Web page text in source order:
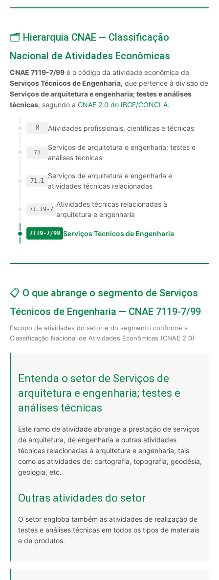
🗂️ Hierarquia CNAE — Classificação
Nacional de Atividades Econômicas
CNAE 7119-7/99 é o código da atividade econômica de
Serviços Técnicos de Engenharia, que pertence à divisão de
Serviços de arquitetura e engenharia; testes e análises
técnicas, segundo a CNAE 2.0 do IBGE/CONCLA.
M Atividades profissionais, científicas e técnicas
71
Serviços de arquitetura e engenharia; testes e
análises técnicas
71.1
Serviços de arquitetura e engenharia e
atividades técnicas relacionadas
71.19-7
Atividades técnicas relacionadas à
arquitetura e engenharia
7119-7/99 Serviços Técnicos de Engenharia
📋 O que abrange o segmento de Serviços
Técnicos de Engenharia — CNAE 7119-7/99
Escopo de atividades do setor e do segmento conforme a
Classificação Nacional de Atividades Econômicas (CNAE 2.0)
Entenda o setor de Serviços de
arquitetura e engenharia; testes e
análises técnicas
Este ramo de atividade abrange a prestação de serviços
de arquitetura, de engenharia e outras atividades
técnicas relacionadas à arquitetura e engenharia, tais
como as atividades de: cartografia, topografia, geodésia,
geologia, etc.
Outras atividades do setor
O setor engloba também as atividades de realização de
testes e análises técnicas em todos os tipos de materiais
e de produtos.